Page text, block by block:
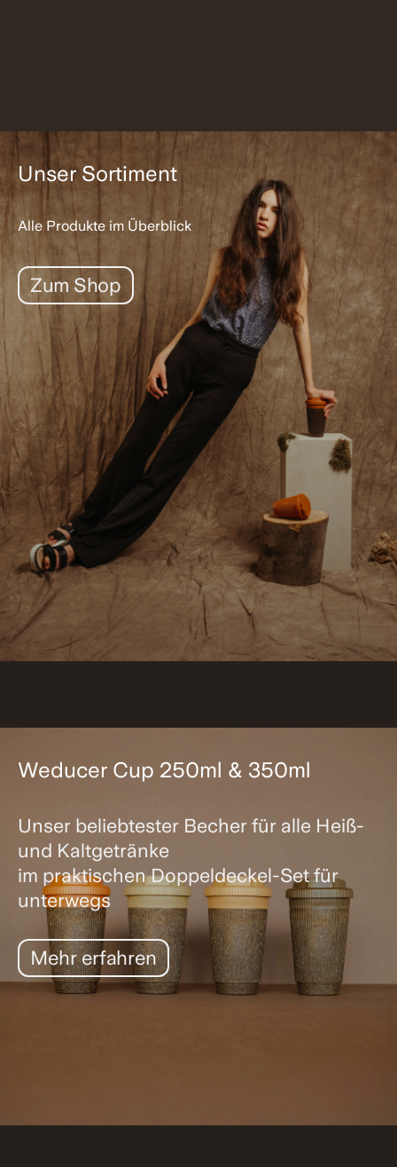
Unser Sortiment
Alle Produkte im Überblick
Zum Shop
Weducer Cup 250ml & 350ml
Unser beliebtester Becher für alle Heiß-
und Kaltgetränke
im praktischen Doppeldeckel-Set für
unterwegs
Mehr erfahren